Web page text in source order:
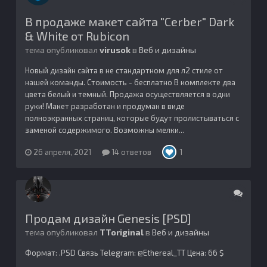
В продаже макет сайта "Cerber" Dark
& White от Rubicon
тема опубликовал virusokв Веб и дизайны
Новый дизайн сайта в не стандартном для л2 стиле от
нашей команды. Стоимость - бесплатно В комплекте два
цвета белый и темный. Продажа осуществляется в одни
руки! Макет разработан и продуман в виде
полноэкранных страниц, которые будут пролистываться с
заменой содержимого. Возможны мелки...
26 апреля, 2021 14 ответов 1
Продам дизайн Genesis [PSD]
тема опубликовал TToriginalв Веб и дизайны
Формат: .PSD Связь Telegram: @Ethereal_TT Цена: 66 $